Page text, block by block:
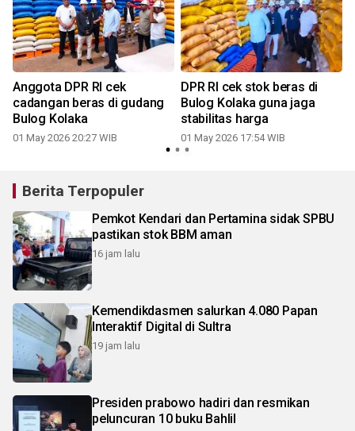
Anggota DPR RI cek
cadangan beras di gudang
Bulog Kolaka
01 May 2026 20:27 WIB
DPR RI cek stok beras di
Bulog Kolaka guna jaga
stabilitas harga
01 May 2026 17:54 WIB
Berita Terpopuler
Pemkot Kendari dan Pertamina sidak SPBU
pastikan stok BBM aman
16 jam lalu
Kemendikdasmen salurkan 4.080 Papan
Interaktif Digital di Sultra
19 jam lalu
Presiden prabowo hadiri dan resmikan
peluncuran 10 buku Bahlil